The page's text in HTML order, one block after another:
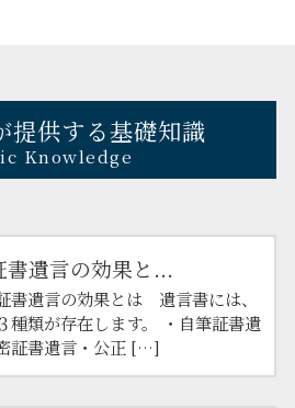
提供する基礎知識
Knowledge
書遺言の効果と...
書遺言の効果とは 遺言書には、
種類が存在します。 ・自筆証書遺
証書遺言・公正 […]